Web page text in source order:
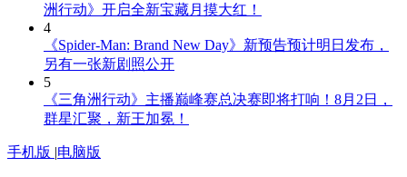
洲行动》开启全新宝藏月摸大红！
4
《Spider-Man: Brand New Day》新预告预计明日发布，
另有一张新剧照公开
5
《三角洲行动》主播巅峰赛总决赛即将打响！8月2日，
群星汇聚，新王加冕！
手机版 |电脑版